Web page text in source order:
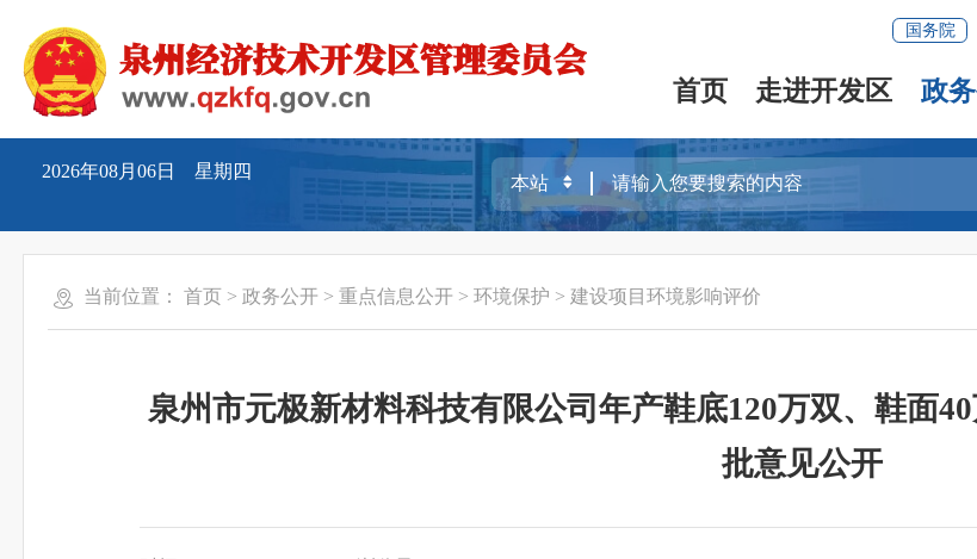
国务院
首页 走进开发区 政
2026年08月06日 星期四
当前位置： 首页 >政务公开 >重点信息公开 >环境保护 > 建设项目环境影响评价
泉州市元极新材料科技有限公司年产鞋底120万双、鞋面
批意见公开